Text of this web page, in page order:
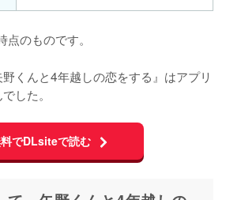
のものです。
くんと4年越しの恋をする』はアプリ
した。
でDLsiteで読む